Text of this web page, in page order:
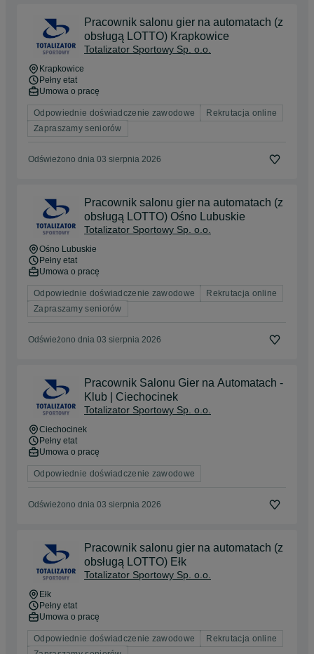
Pracownik salonu gier na automatach (z
obsługą LOTTO) Krapkowice
Totalizator Sportowy Sp. o.o.
Krapkowice
Pełny etat
Umowa o pracę
Odpowiednie doświadczenie zawodowe
Rekrutacja online
Zapraszamy seniorów
Odświeżono dnia 03 sierpnia 2026
Pracownik salonu gier na automatach (z
obsługą LOTTO) Ośno Lubuskie
Totalizator Sportowy Sp. o.o.
Ośno Lubuskie
Pełny etat
Umowa o pracę
Odpowiednie doświadczenie zawodowe
Rekrutacja online
Zapraszamy seniorów
Odświeżono dnia 03 sierpnia 2026
Pracownik Salonu Gier na Automatach -
Klub | Ciechocinek
Totalizator Sportowy Sp. o.o.
Ciechocinek
Pełny etat
Umowa o pracę
Odpowiednie doświadczenie zawodowe
Odświeżono dnia 03 sierpnia 2026
Pracownik salonu gier na automatach (z
obsługą LOTTO) Ełk
Totalizator Sportowy Sp. o.o.
Ełk
Pełny etat
Umowa o pracę
Odpowiednie doświadczenie zawodowe
Rekrutacja online